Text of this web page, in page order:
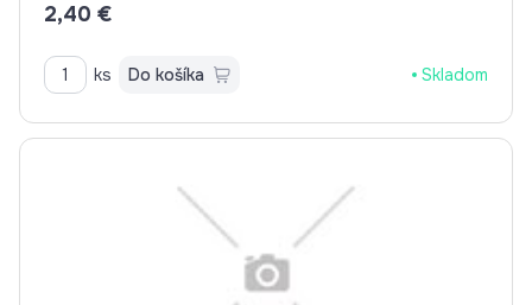
2,40 €
ks Do košíka Skladom